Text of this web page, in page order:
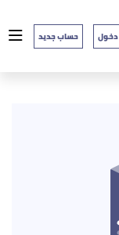
دخول حساب جديد